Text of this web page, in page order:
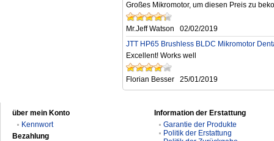
Großes Mikromotor, um diesen Preis zu
Mr.Jeff Watson
02/02/2019
JTT HP65 Brushless BLDC Mikromotor
Excellent! Works well
Florian Besser 25/01/2019
über mein Konto
Kennwort
Bezahlung
Information der Erstattung
Garantie der Produkte
Politik der Erstattung